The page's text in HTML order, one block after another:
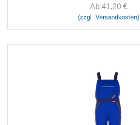
Ab 41,20€
(zzgl. Versandkosten)